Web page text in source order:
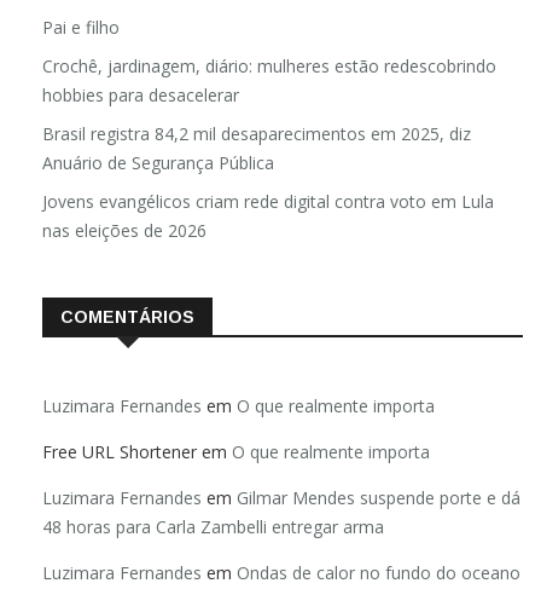
Pai e filho
Crochê, jardinagem, diário: mulheres estão redescobrindo
hobbies para desacelerar
Brasil registra 84,2 mil desaparecimentos em 2025, diz
Anuário de Segurança Pública
Jovens evangélicos criam rede digital contra voto em Lula
nas eleições de 2026
COMENTÁRIOS
Luzimara Fernandes em O que realmente importa
Free URL Shortener em O que realmente importa
Luzimara Fernandes em Gilmar Mendes suspende porte e dá
48 horas para Carla Zambelli entregar arma
Luzimara Fernandes em Ondas de calor no fundo do oceano